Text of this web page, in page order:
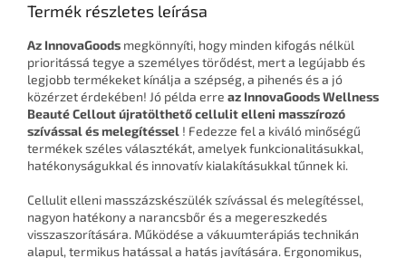
Termék részletes leírása
Az InnovaGoods megkönnyíti, hogy minden kifogás nélkül
prioritássá tegye a személyes törődést, mert a legújabb és
legjobb termékeket kínálja a szépség, a pihenés és a jó
közérzet érdekében! Jó példa erre az InnovaGoods Wellness
Beauté Cellout újratölthető cellulit elleni masszírozó
szívással és melegítéssel ! Fedezze fel a kiváló minőségű
termékek széles választékát, amelyek funkcionalitásukkal,
hatékonyságukkal és innovatív kialakításukkal tűnnek ki.
Cellulit elleni masszázskészülék szívással és melegítéssel,
nagyon hatékony a narancsbőr és a megereszkedés
visszaszorítására. Működése a vákuumterápiás technikán
alapul, termikus hatással a hatás javítására. Ergonomikus,